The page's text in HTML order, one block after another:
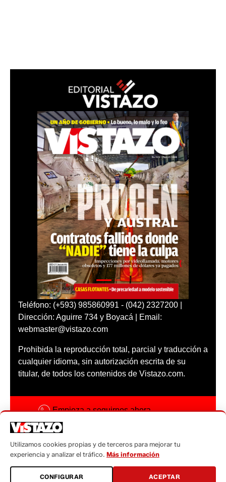
Teléfono: (+593) 985860991 - (042) 2327200 |
Dirección: Aguirre 734 y Boyacá | Email:
webmaster@vistazo.com
Prohibida la reproducción total, parcial y traducción a
cualquier idioma, sin autorización escrita de su
titular, de todos los contenidos de Vistazo.com.
Empieza a seguirnos ahora
Código ética
Sugerencias a:
sugerencias@vistazo.com
Utilizamos cookies propias y de terceros para mejorar tu
experiencia y analizar el tráfico. Más información
CONFIGURAR ACEPTAR